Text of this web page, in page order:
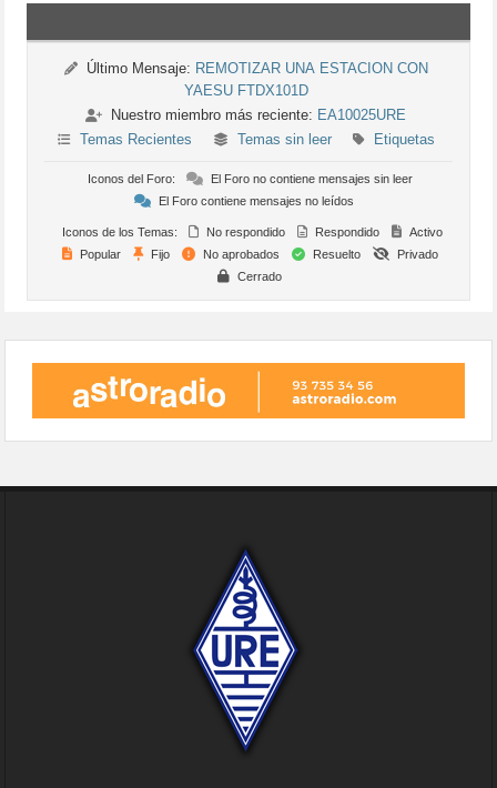
Último Mensaje: REMOTIZAR UNA ESTACION CON
YAESU FTDX101D
Nuestro miembro más reciente: EA10025URE
Temas Recientes
Temas sin leer Etiquetas
Iconos del Foro:
El Foro no contiene mensajes sin leer
El Foro contiene mensajes no leídos
Iconos de los Temas: No respondido Respondido
Activo
Popular
Fijo No aprobados Resuelto
Privado
Cerrado